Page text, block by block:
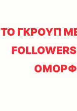
ΤΟ ΓΚΡΟΥΠ